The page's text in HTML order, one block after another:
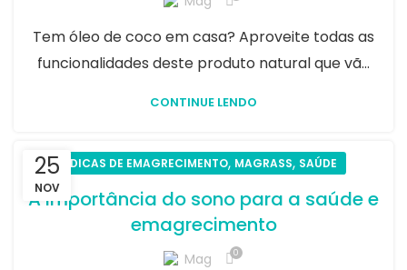
Tem óleo de coco em casa? Aproveite todas as
funcionalidades deste produto natural que vã...
CONTINUE LENDO
25
NOV
DICAS DE EMAGRECIMENTO, MAGRASS, SAÚDE
A importância do sono para a saúde e
emagrecimento
Mag 0